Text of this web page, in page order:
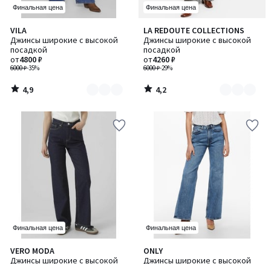
Финальная цена
VILA
Джинсы широкие с высокой
посадкой
6000 ₽-35%
от4800 ₽
4,9
/ 5
Количество
цветов:
2
4,9
/
Финальная цена
LA REDOUTE COLLECTIONS
Джинсы широкие с высокой
посадкой
6000 ₽-29%
от4260 ₽
4,2
/ 5
Количество
цветов:
2
4,2
/
Финальная цена
VERO MODA
Джинсы широкие с высокой
4,8
/ 5
Финальная цена
ONLY
Джинсы широкие с высокой
4,1
/ 5